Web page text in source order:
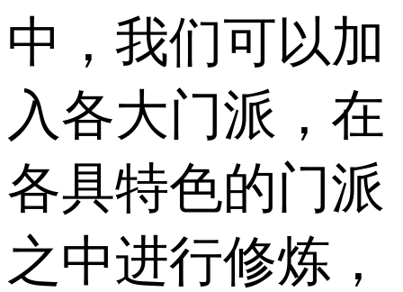
中，我们可以加
入各大门派，在
各具特色的门派
之中进行修炼，